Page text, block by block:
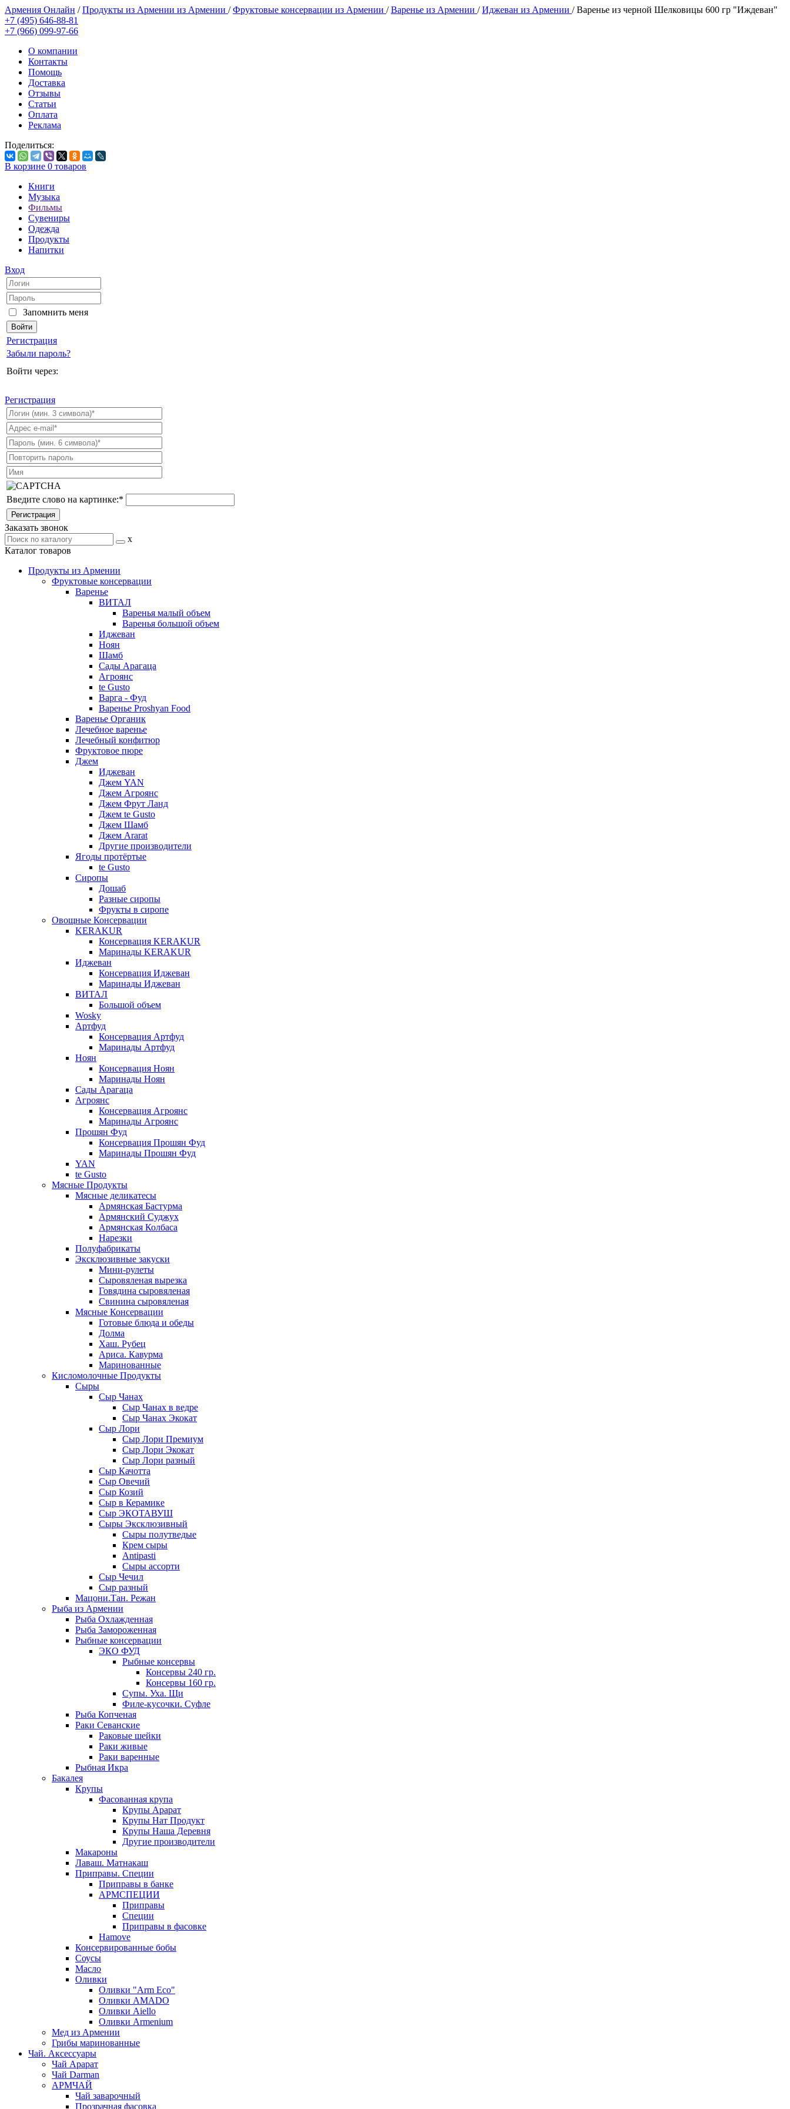
Армения Онлайн /Продукты из Армении из Армении /Фруктовые консервации из Армении /Варенье из Армении /Иджеван из Армении /Варенье из черной Шелковицы 600 гр "Иждеван"
+7 (495) 646-88-81
+7 (966) 099-97-66
О компании
Контакты
Помощь
Доставка
Отзывы
Статьи
Оплата
Реклама
Поделиться:
В корзине 0 товаров
Книги
Музыка
Фильмы
Сувениры
Одежда
Продукты
Напитки
Вход
Запомнить меня
Регистрация
Забыли пароль?
Войти через:
Регистрация
Введите слово на картинке:*
Заказать звонок
x
Каталог товаров
Продукты из Армении
Фруктовые консервации
Варенье
ВИТАЛ
Варенья малый объем
Варенья большой объем
Иджеван
Ноян
Шамб
Сады Арагаца
Агроянс
te Gusto
Варга - Фуд
Варенье Proshyan Food
Варенье Органик
Лечебное варенье
Лечебный конфитюр
Фруктовое пюре
Джем
Иджеван
Джем YAN
Джем Агроянс
Джем Фрут Ланд
Джем te Gusto
Джем Шамб
Джем Ararat
Другие производители
Ягоды протёртые
te Gusto
Сиропы
Дошаб
Разные сиропы
Фрукты в сиропе
Овощные Консервации
KERAKUR
Консервация KERAKUR
Маринады KERAKUR
Иджеван
Консервация Иджеван
Маринады Иджеван
ВИТАЛ
Большой объем
Wosky
Артфуд
Консервация Артфуд
Маринады Артфуд
Ноян
Консервация Ноян
Маринады Ноян
Сады Арагаца
Агроянс
Консервация Агроянс
Маринады Агроянс
Прошян Фуд
Консервация Прошян Фуд
Маринады Прошян Фуд
YAN
te Gusto
Мясные Продукты
Мясные деликатесы
Армянская Бастурма
Армянский Суджух
Армянская Колбаса
Нарезки
Полуфабрикаты
Эксклюзивные закуски
Мини-рулеты
Сыровяленая вырезка
Говядина сыровяленая
Свинина сыровяленая
Мясные Консервации
Готовые блюда и обеды
Долма
Хаш. Рубец
Ариса. Кавурма
Маринованные
Кисломолочные Продукты
Сыры
Сыр Чанах
Сыр Чанах в ведре
Сыр Чанах Экокат
Сыр Лори
Сыр Лори Премиум
Сыр Лори Экокат
Сыр Лори разный
Сыр Качотта
Сыр Овечий
Сыр Козий
Сыр в Керамике
Сыр ЭКОТАВУШ
Сыры Эксклюзивный
Сыры полутведые
Крем сыры
Antipasti
Сыры ассорти
Сыр Чечил
Сыр разный
Мацони.Тан. Режан
Рыба из Армении
Рыба Охлажденная
Рыба Замороженная
Рыбные консервации
ЭКО ФУД
Рыбные консервы
Консервы 240 гр.
Консервы 160 гр.
Супы. Уха. Щи
Филе-кусочки. Суфле
Рыба Копченая
Раки Севанские
Раковые шейки
Раки живые
Раки варенные
Рыбная Икра
Бакалея
Крупы
Фасованная крупа
Крупы Арарат
Крупы Нат Продукт
Крупы Наша Деревня
Другие производители
Макароны
Лаваш. Матнакаш
Приправы. Специи
Приправы в банке
АРМСПЕЦИИ
Приправы
Специи
Приправы в фасовке
Hamove
Консервированные бобы
Соусы
Масло
Оливки
Оливки "Arm Eco"
Оливки AMADO
Оливки Aiello
Оливки Armenium
Мед из Армении
Грибы маринованные
Чай. Аксессуары
Чай Арарат
Чай Darman
АРМЧАЙ
Чай заварочный
Прозрачная фасовка